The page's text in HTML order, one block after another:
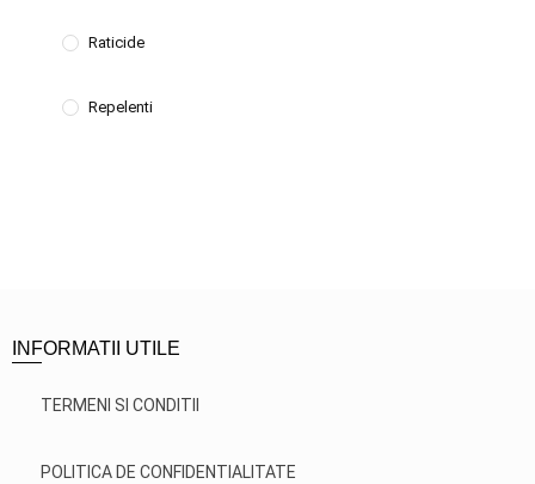
Raticide
Repelenti
INFORMATII UTILE
TERMENI SI CONDITII
POLITICA DE CONFIDENTIALITATE